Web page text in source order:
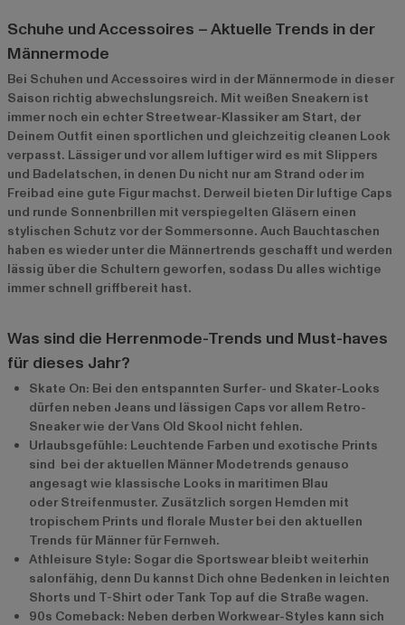
Schuhe und Accessoires – Aktuelle Trends in der
Männermode
Bei Schuhen und Accessoires wird in der Männermode in dieser
Saison richtig abwechslungsreich. Mit weißen Sneakern ist
immer noch ein echter Streetwear-Klassiker am Start, der
Deinem Outfit einen sportlichen und gleichzeitig cleanen Look
verpasst. Lässiger und vor allem luftiger wird es mit Slippers
und Badelatschen, in denen Du nicht nur am Strand oder im
Freibad eine gute Figur machst. Derweil bieten Dir luftige Caps
und runde Sonnenbrillen mit verspiegelten Gläsern einen
stylischen Schutz vor der Sommersonne. Auch Bauchtaschen
haben es wieder unter die Männertrends geschafft und werden
lässig über die Schultern geworfen, sodass Du alles wichtige
immer schnell griffbereit hast.
Was sind die Herrenmode-Trends und Must-haves
für dieses Jahr?
Skate On: Bei den entspannten Surfer- und Skater-Looks
dürfen neben Jeans und lässigen Caps vor allem Retro-
Sneaker wie der Vans Old Skool nicht fehlen.
Urlaubsgefühle: Leuchtende Farben und exotische Prints
sind bei der aktuellen Männer Modetrends genauso
angesagt wie klassische Looks in maritimen Blau
oder Streifenmuster. Zusätzlich sorgen Hemden mit
tropischem Prints und florale Muster bei den aktuellen
Trends für Männer für Fernweh.
Athleisure Style: Sogar die Sportswear bleibt weiterhin
salonfähig, denn Du kannst Dich ohne Bedenken in leichten
Shorts und T-Shirt oder Tank Top auf die Straße wagen.
90s Comeback: Neben derben Workwear-Styles kann sich